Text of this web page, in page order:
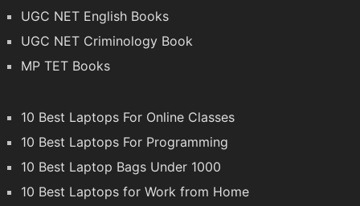
UGC NET English Books
UGC NET Criminology Book
MP TET Books
10 Best Laptops For Online Classes
10 Best Laptops For Programming
10 Best Laptop Bags Under 1000
10 Best Laptops for Work from Home